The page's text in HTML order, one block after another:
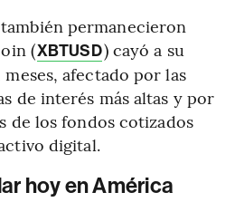
permanecieron
(XBTUSD) cayó a su
meses, afectado por las
de interés más altas y por
de los fondos cotizados
digital.
hoy en América